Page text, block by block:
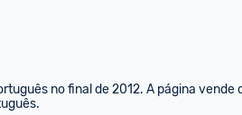
no final de 2012. A página vende